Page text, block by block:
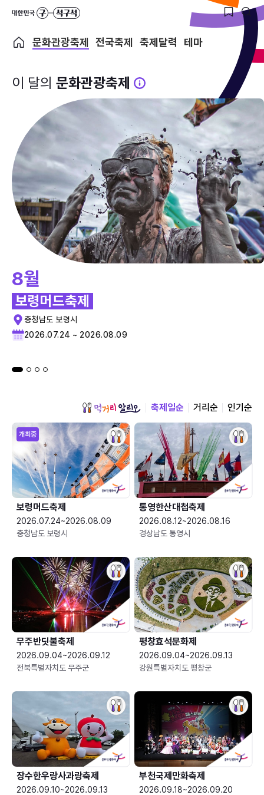
문화관광축제 전국축제 축제달력 테마
이 달의 문화관광축제
8월
보령머드축제
충청남도 보령시
2026.07.24 ~ 2026.08.09
축제일순 거리순 인기순
개최중
보령머드축제
2026.07.24~2026.08.09
충청남도 보령시
통영한산대첩축제
2026.08.12~2026.08.16
경상남도 통영시
무주반딧불축제
2026.09.04~2026.09.12
전북특별자치도 무주군
평창효석문화제
2026.09.04~2026.09.13
강원특별자치도 평창군
장수한우랑사과랑축제
2026.09.10~2026.09.13
부천국제만화축제
2026.09.18~2026.09.20